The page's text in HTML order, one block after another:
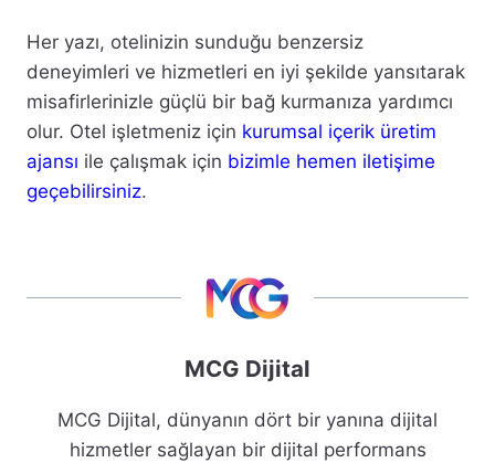
Her yazı, otelinizin sunduğu benzersiz
deneyimleri ve hizmetleri en iyi şekilde yansıtarak
misafirlerinizle güçlü bir bağ kurmanıza yardımcı
olur. Otel işletmeniz için kurumsal içerik üretim
ajansı ile çalışmak için bizimle hemen iletişime
geçebilirsiniz.
MCG Dijital
MCG Dijital, dünyanın dört bir yanına dijital
hizmetler sağlayan bir dijital performans